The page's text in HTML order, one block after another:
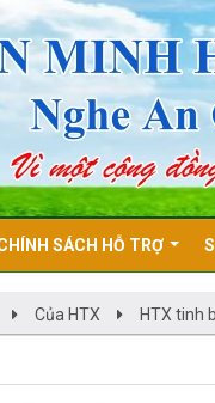
SÁCH HỖ TRỢ
Của HTX HTX tinh